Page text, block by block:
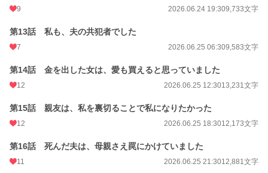
小説
現代文学 72 位 / 9,620 件
24h.ポイント 85 pt
初回完結日時
9 2026.06.24 19:309,733文字
第13話 私も、夫の共犯者でした
7 2026.06.25 06:309,583文字
第14話 金を出した女は、愛も買えると思っていました
12 2026.06.25 12:3013,231文字
第15話 親友は、私を裏切ることで私になりたかった
12 2026.06.25 18:3012,173文字
第16話 死んだ夫は、母親さえ罠にかけていました
11 2026.06.25 21:3012,881文字